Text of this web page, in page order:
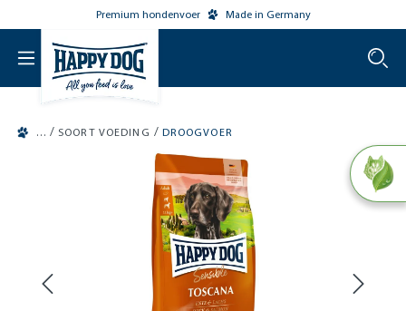
Premium hondenvoer Made in Germany
/ SOORT VOEDING / DROOGVOER